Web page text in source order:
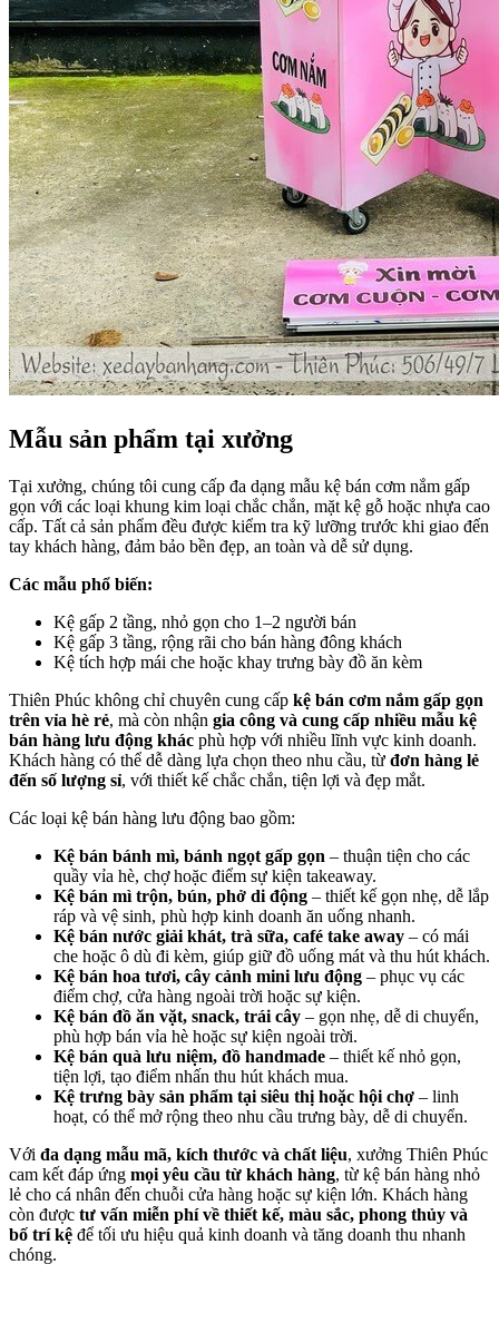
Mẫu sản phẩm tại xưởng
Tại xưởng, chúng tôi cung cấp đa dạng mẫu kệ bán cơm nắm gấp
gọn với các loại khung kim loại chắc chắn, mặt kệ gỗ hoặc nhựa cao
cấp. Tất cả sản phẩm đều được kiểm tra kỹ lưỡng trước khi giao đến
tay khách hàng, đảm bảo bền đẹp, an toàn và dễ sử dụng.
Các mẫu phổ biến:
Kệ gấp 2 tầng, nhỏ gọn cho 1–2 người bán
Kệ gấp 3 tầng, rộng rãi cho bán hàng đông khách
Kệ tích hợp mái che hoặc khay trưng bày đồ ăn kèm
Thiên Phúc không chỉ chuyên cung cấp kệ bán cơm nắm gấp gọn
trên vỉa hè rẻ, mà còn nhận gia công và cung cấp nhiều mẫu kệ
bán hàng lưu động khác phù hợp với nhiều lĩnh vực kinh doanh.
Khách hàng có thể dễ dàng lựa chọn theo nhu cầu, từ đơn hàng lẻ
đến số lượng sỉ, với thiết kế chắc chắn, tiện lợi và đẹp mắt.
Các loại kệ bán hàng lưu động bao gồm:
Kệ bán bánh mì, bánh ngọt gấp gọn – thuận tiện cho các
quầy vỉa hè, chợ hoặc điểm sự kiện takeaway.
Kệ bán mì trộn, bún, phở di động – thiết kế gọn nhẹ, dễ lắp
ráp và vệ sinh, phù hợp kinh doanh ăn uống nhanh.
Kệ bán nước giải khát, trà sữa, café take away – có mái
che hoặc ô dù đi kèm, giúp giữ đồ uống mát và thu hút khách.
Kệ bán hoa tươi, cây cảnh mini lưu động – phục vụ các
điểm chợ, cửa hàng ngoài trời hoặc sự kiện.
Kệ bán đồ ăn vặt, snack, trái cây – gọn nhẹ, dễ di chuyển,
phù hợp bán vỉa hè hoặc sự kiện ngoài trời.
Kệ bán quà lưu niệm, đồ handmade – thiết kế nhỏ gọn,
tiện lợi, tạo điểm nhấn thu hút khách mua.
Kệ trưng bày sản phẩm tại siêu thị hoặc hội chợ – linh
hoạt, có thể mở rộng theo nhu cầu trưng bày, dễ di chuyển.
Với đa dạng mẫu mã, kích thước và chất liệu, xưởng Thiên Phúc
cam kết đáp ứng mọi yêu cầu từ khách hàng, từ kệ bán hàng nhỏ
lẻ cho cá nhân đến chuỗi cửa hàng hoặc sự kiện lớn. Khách hàng
còn được tư vấn miễn phí về thiết kế, màu sắc, phong thủy và
bố trí kệ để tối ưu hiệu quả kinh doanh và tăng doanh thu nhanh
chóng.